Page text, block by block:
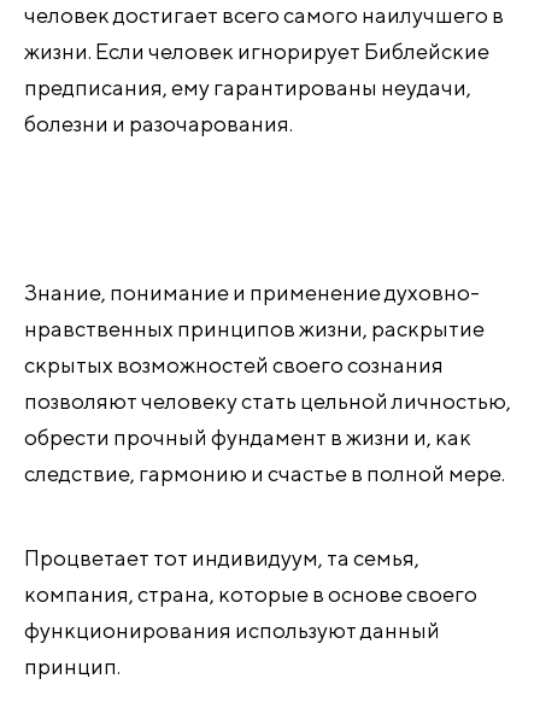
человек достигает всего самого наилучшего в
жизни. Если человек игнорирует Библейские
предписания, ему гарантированы неудачи,
болезни и разочарования.
Знание, понимание и применение духовно-
нравственных принципов жизни, раскрытие
скрытых возможностей своего сознания
позволяют человеку стать цельной личностью,
обрести прочный фундамент в жизни и, как
следствие, гармонию и счастье в полной мере.
Процветает тот индивидуум, та семья,
компания, страна, которые в основе своего
функционирования используют данный
принцип.